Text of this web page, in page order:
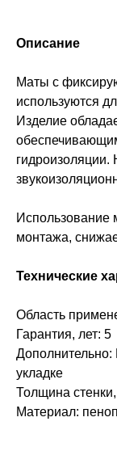
Описание
Маты с
используются
Изделие
гидроизоляции.
Использование
монтажа,
Технические
Область
Гарантия, лет: 5
Дополнительно:
укладке
Толщина
Материал: